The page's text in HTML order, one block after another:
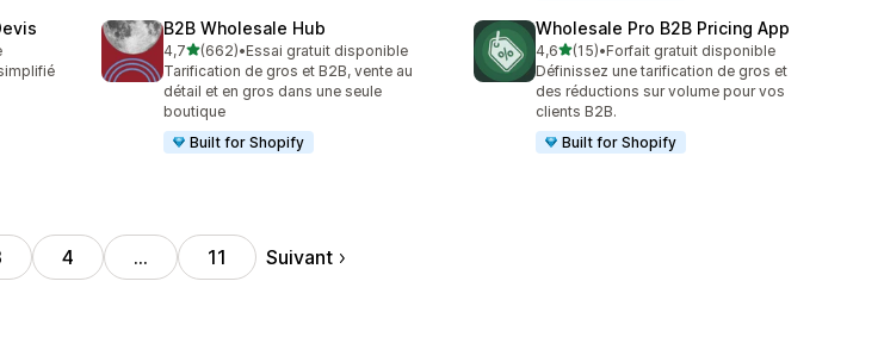
B2B Wholesale Hub
4,7étoile(s) sur 5
(662)
662 avis au total
•Essai gratuit disponible
Tarification de gros et B2B, vente au
détail et en gros dans une seule
boutique
Built for Shopify
Wholesale Pro B2B Pricing App
4,6étoile(s) sur 5
(15)
15 avis au total
•Forfait gratuit disponible
Définissez une tarification de gros et
des réductions sur volume pour vos
clients B2B.
Built for Shopify
4 … 11 Suivant